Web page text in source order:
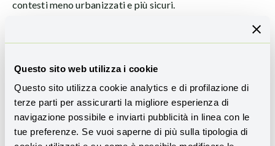
Questo sito web utilizza i cookie
Questo sito utilizza cookie analytics e di profilazione di
terze parti per assicurarti la migliore esperienza di
navigazione possibile e inviarti pubblicità in linea con le
tue preferenze. Se vuoi saperne di più sulla tipologia di
contesti meno urbanizzati e più sicuri.
Come precisa lo studio, se prima di questa emergenza
utilizzato in maniera del tutto marginale: nel 2019, al
netto delle persone in telelavoro, la quota effettiva di
giorni di lavoro da remoto era pari a circa il 4 per cento
del totale dei giorni lavorati nell’anno.